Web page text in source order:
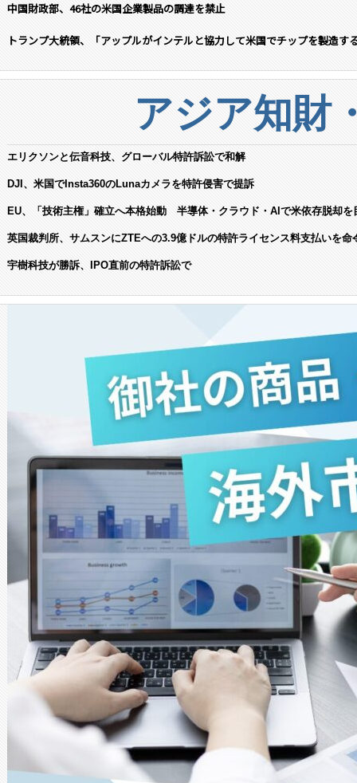
中国財政部、46社の米国企業製品の調達を禁止
トランプ大統領、「アップルがインテルと協力して米国でチップを製造す
アジア知財
エリクソンと伝音科技、グローバル特許訴訟で和解
DJI、米国でInsta360のLunaカメラを特許侵害で提訴
EU、「技術主権」確立へ本格始動 半導体・クラウド・AIで米依存脱却を
英国裁判所、サムスンにZTEへの3.9億ドルの特許ライセンス料支払いを命
宇樹科技が勝訴、IPO直前の特許訴訟で